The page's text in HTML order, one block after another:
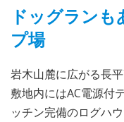
ドッグラン
プ場
岩木山麓に広がる長
敷地内にはAC電源付
ッチン完備のログハ